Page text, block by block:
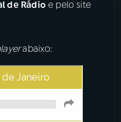
de Rádioe pelo site
abaixo: